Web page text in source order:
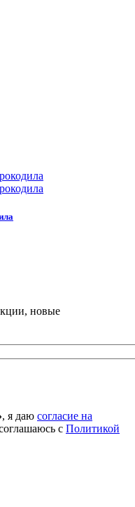
новые
, я даю согласие на
с Политикой